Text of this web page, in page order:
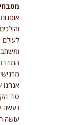
אנחנו
סוד
נעשה
עושה